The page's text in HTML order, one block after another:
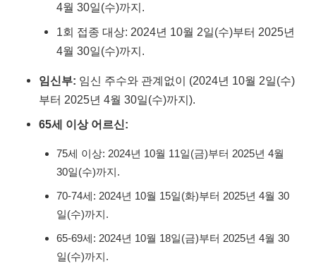
4월 30일(수)까지.
1회 접종 대상: 2024년 10월 2일(수)부터 2025년
4월 30일(수)까지.
임신부: 임신 주수와 관계없이 (2024년 10월 2일(수)
부터 2025년 4월 30일(수)까지).
65세 이상 어르신:
75세 이상: 2024년 10월 11일(금)부터 2025년 4월
30일(수)까지.
70-74세: 2024년 10월 15일(화)부터 2025년 4월 30
일(수)까지.
65-69세: 2024년 10월 18일(금)부터 2025년 4월 30
일(수)까지.